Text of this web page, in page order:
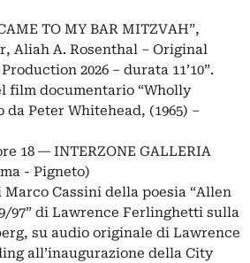
TO MY BAR MITZVAH”,
Aliah A. Rosenthal – Original
2026 – durata 11’10”.
film documentario “Wholly
Peter Whitehead, (1965) –
18 ― INTERZONE GALLERIA
- Pigneto)
Cassini della poesia “Allen
97” di Lawrence Ferlinghetti sulla
su audio originale di Lawrence
all’inaugurazione della City